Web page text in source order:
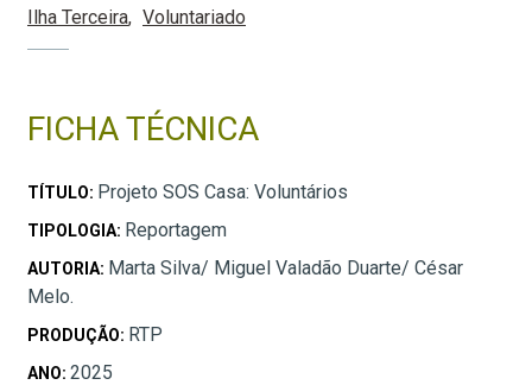
Ilha Terceira Voluntariado
FICHA TÉCNICA
TÍTULO: Projeto SOS Casa: Voluntários
TIPOLOGIA: Reportagem
AUTORIA: Marta Silva/ Miguel Valadão Duarte/ César
Melo.
PRODUÇÃO: RTP
ANO: 2025